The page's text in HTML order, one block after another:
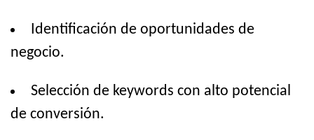
Identificación de oportunidades de
negocio.
Selección de keywords con alto potencial
de conversión.